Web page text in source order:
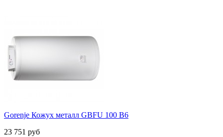
Gorenje Кожух металл GBFU 100 B6
23 751 руб